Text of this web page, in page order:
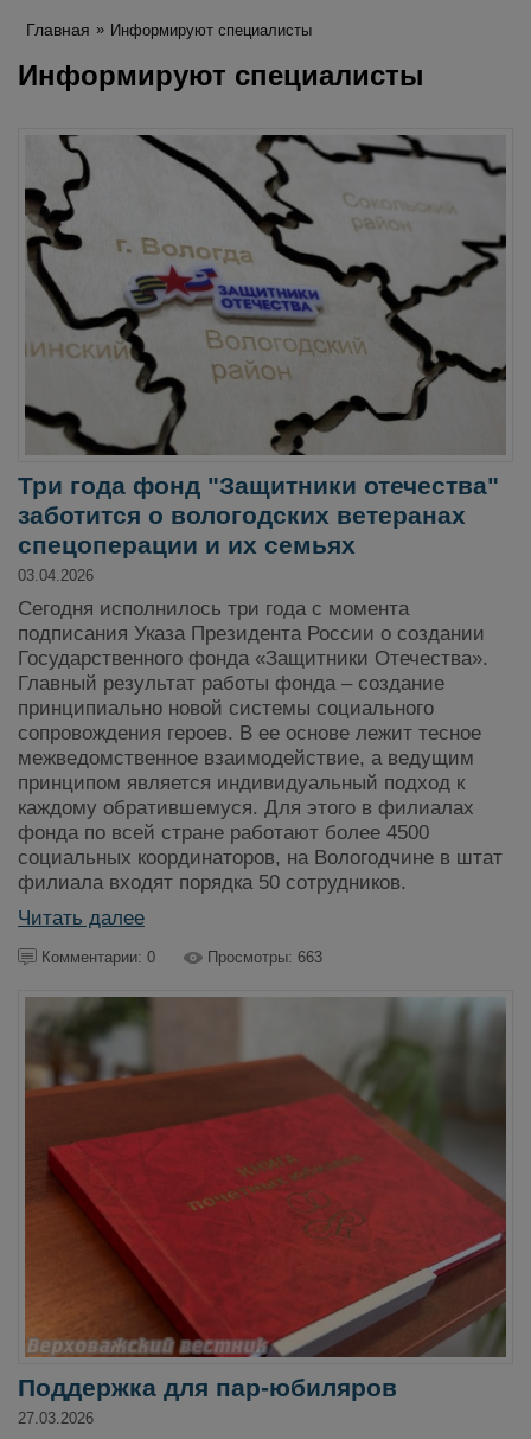
Главная Информируют специалисты
Информируют специалисты
Три года фонд "Защитники отечества"
заботится о вологодских ветеранах
спецоперации и их семьях
03.04.2026
Сегодня исполнилось три года с момента
подписания Указа Президента России о создании
Государственного фонда «Защитники Отечества».
Главный результат работы фонда – создание
принципиально новой системы социального
сопровождения героев. В ее основе лежит тесное
межведомственное взаимодействие, а ведущим
принципом является индивидуальный подход к
каждому обратившемуся. Для этого в филиалах
фонда по всей стране работают более 4500
социальных координаторов, на Вологодчине в штат
филиала входят порядка 50 сотрудников.
Читать далее
Комментарии: 0 Просмотры: 663
Поддержка для пар-юбиляров
27.03.2026